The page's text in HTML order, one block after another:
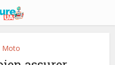
Moto